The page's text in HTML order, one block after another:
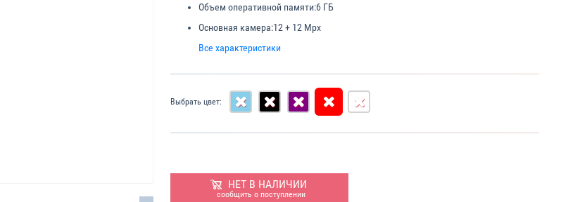
Объем оперативной памяти:6 ГБ
Основная камера:12 + 12 Mpx
Все характеристики
Выбрать цвет:
НЕТ В НАЛИЧИИ
сообщить о поступлении